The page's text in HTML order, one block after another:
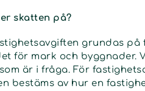
skatten på?
grundas på
för mark och byggnader.
är i fråga. För
bestäms av hur en